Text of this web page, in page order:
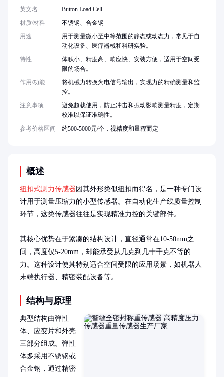
概述
纽扣式测力传感器 因其外形类似纽扣而得名，是一种专门设
计用于测量压缩力的小型传感器。在自动化生产线质量控制
环节，这类传感器往往是实现精准力控的关键部件。
其核心优势在于紧凑的结构设计，直径通常在10-50mm之
间，高度仅5-20mm，却能承受从几克到几十千克不等的
力。这种设计使其特别适合空间受限的应用场景，如机器人
末端执行器、精密装配设备等。
结构与原理
典型结构由弹性
体、应变片和外壳
三部分组成。弹性
体多采用不锈钢或
合金钢，通过精密
英文名
Button Load Cell
材质/材料
不锈钢、合金钢
用途
用于测量微小至中等范围的静态或动态力，常见于自
动化设备、医疗器械和科研实验。
特性
体积小、精度高、响应快、安装方便，适用于空间受
限的场合。
作用/功能
将机械力转换为电信号输出，实现力的精确测量和监
控。
注意事项
避免超载使用，防止冲击和振动影响测量精度，定期
校准以保证准确性。
参考价格区间
约500-5000元/个，视精度和量程而定